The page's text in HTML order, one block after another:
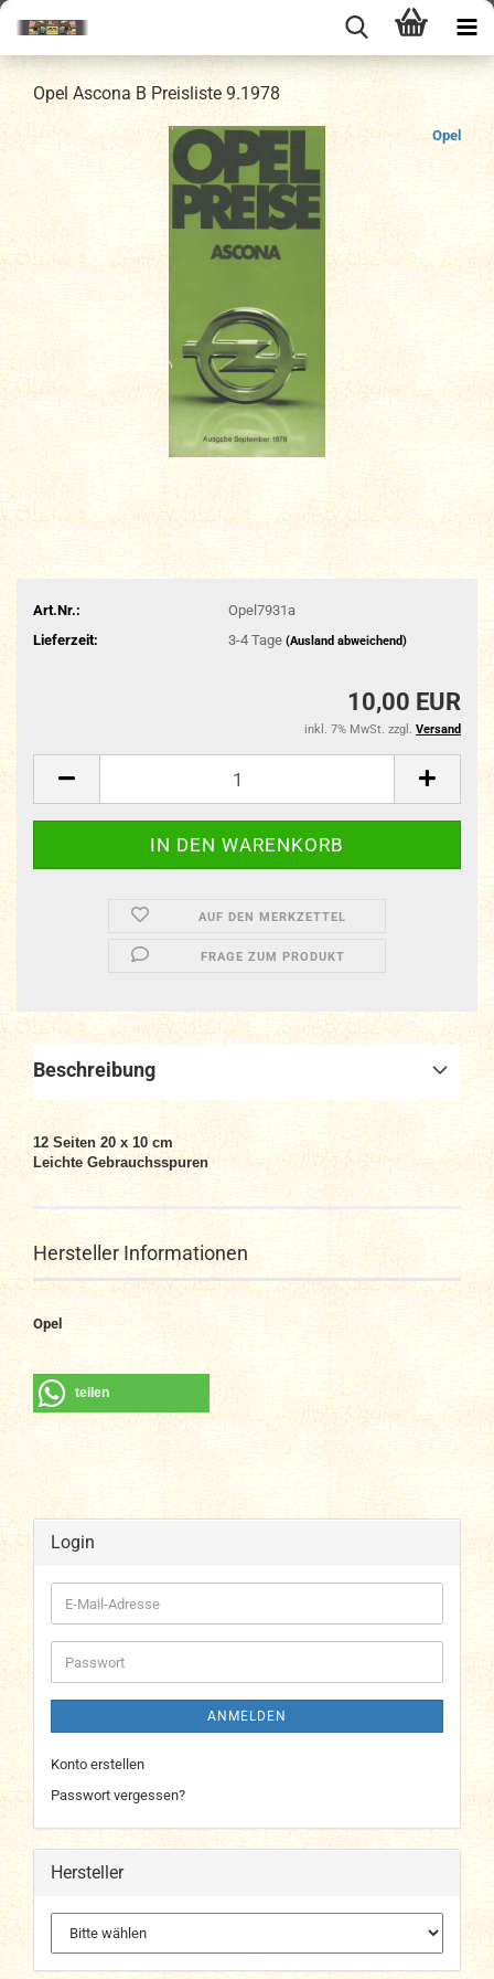
Opel Ascona B Preisliste 9.1978
Opel
Art.Nr.:
Opel7931a
Lieferzeit:
3-4 Tage (Ausland abweichend)
10,00 EUR
inkl. 7% MwSt. zzgl. Versand
AUF DEN MERKZETTEL
FRAGE ZUM PRODUKT
Beschreibung
12 Seiten 20 x 10 cm
Leichte Gebrauchsspuren
Hersteller Informationen
Opel
teilen
Login
E-
Mail-
Adresse
Passwort
ANMELDEN
Konto erstellen
Passwort vergessen?
Hersteller